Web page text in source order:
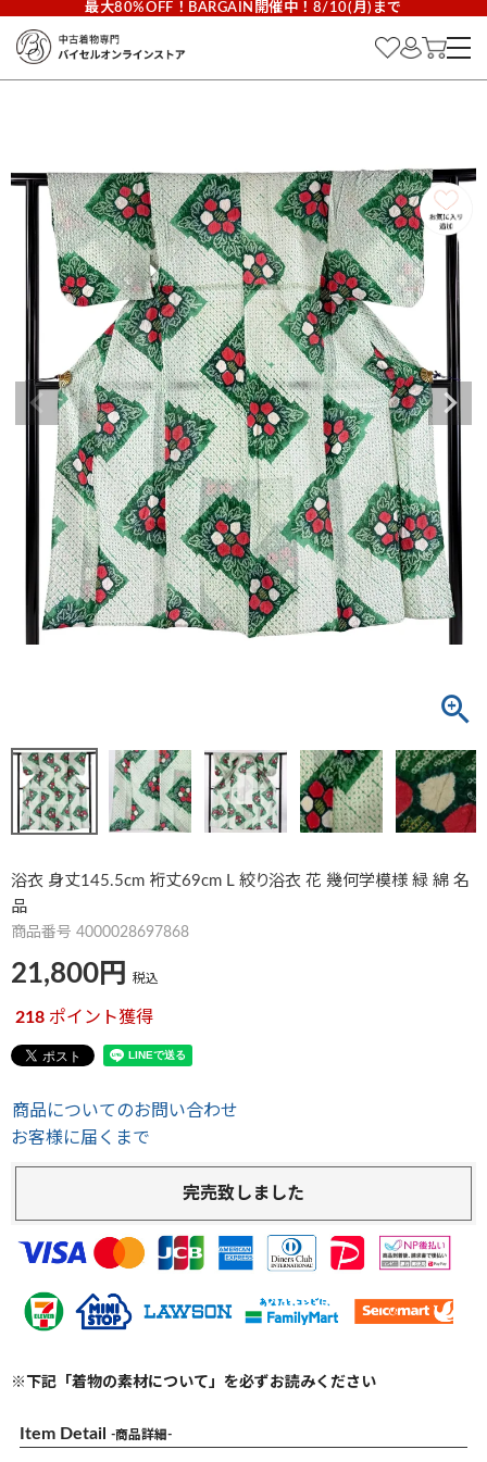
最大80%OFF！BARGAIN開催中！8/10(月)まで
浴衣 身丈145.5cm 裄丈69cm L 絞り浴衣 花 幾何学模様 緑 綿 名
品
商品番号 4000028697868
21,800 税込
218 ポイント獲得
商品についてのお問い合わせ
お客様に届くまで
完売致しました
※下記「着物の素材について」を必ずお読みください
Item Detail -商品詳細-